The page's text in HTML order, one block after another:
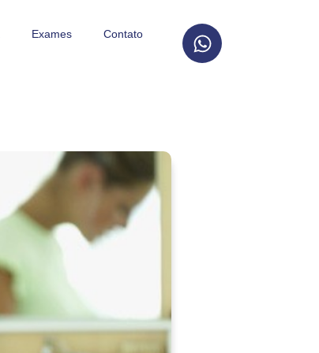
Exames Contato